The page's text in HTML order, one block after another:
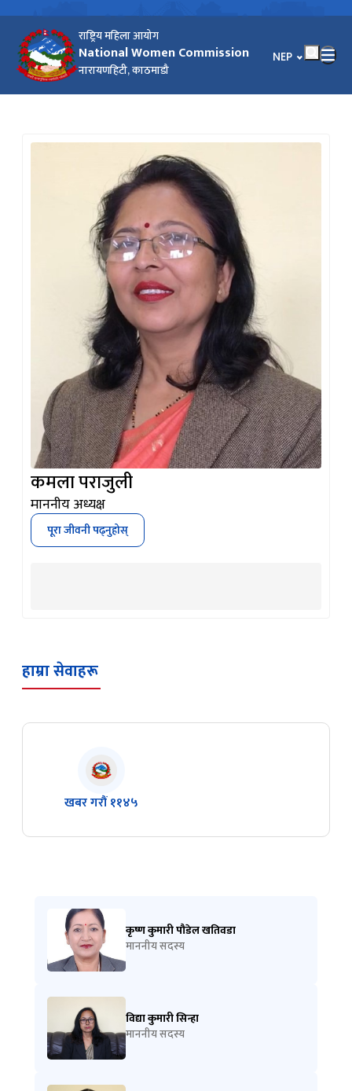
राष्ट्रिय महिला आयोग
National Women Commission
नारायणहिटी, काठमाडौ
भाषा चयन गर्नुहोस्
NEP
कमला पराजुली
माननीय अध्यक्ष
पूरा जीवनी पढ्नुहोस्
हाम्रा सेवाहरू
खबर गरौं ११४५
कृष्ण कुमारी पौडेल खतिवडा
माननीय सदस्य
विद्या कुमारी सिन्हा
माननीय सदस्य